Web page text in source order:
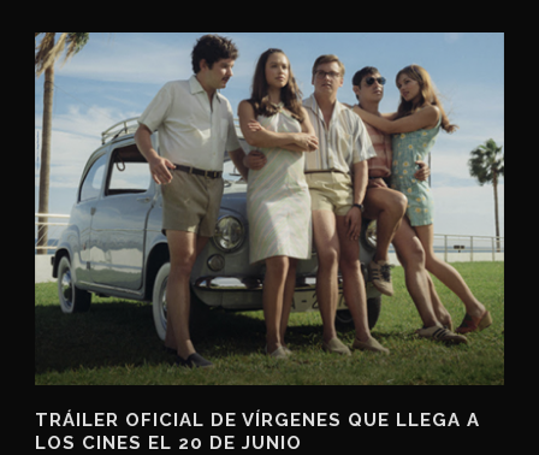
TRÁILER OFICIAL DE VÍRGENES QUE LLEGA A
LOS CINES EL 20 DE JUNIO